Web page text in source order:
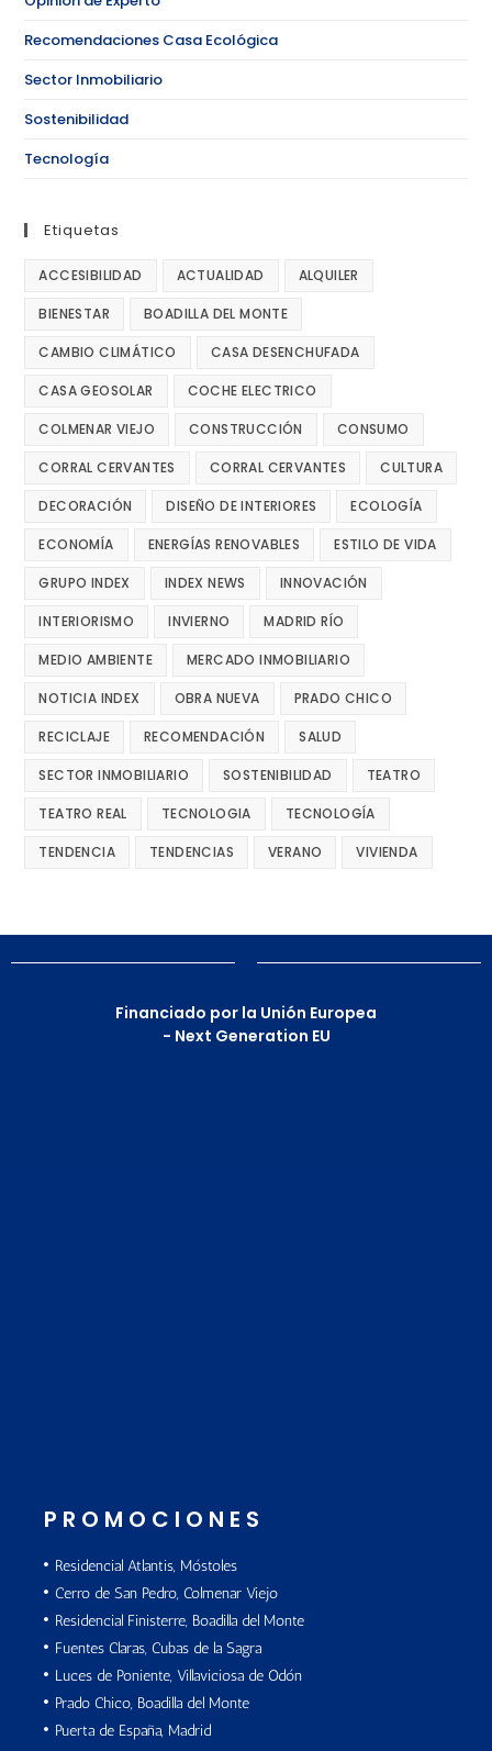
Recomendaciones Casa Ecológica
Sector Inmobiliario
Sostenibilidad
Tecnología
Etiquetas
ACCESIBILIDAD ACTUALIDAD ALQUILER
BIENESTAR BOADILLA DEL MONTE
CAMBIO CLIMÁTICO CASA DESENCHUFADA
CASA GEOSOLAR COCHE ELECTRICO
COLMENAR VIEJO CONSTRUCCIÓN CONSUMO
CORRAL CERVANTES CORRAL CERVANTES CULTURA
DECORACIÓN DISEÑO DE INTERIORES ECOLOGÍA
ECONOMÍA ENERGÍAS RENOVABLES ESTILO DE VIDA
GRUPO INDEX INDEX NEWS INNOVACIÓN
INTERIORISMO INVIERNO MADRID RÍO
MEDIO AMBIENTE MERCADO INMOBILIARIO
NOTICIA INDEX OBRA NUEVA PRADO CHICO
RECICLAJE RECOMENDACIÓN SALUD
SECTOR INMOBILIARIO SOSTENIBILIDAD TEATRO
TEATRO REAL TECNOLOGIA TECNOLOGÍA
TENDENCIA TENDENCIAS VERANO VIVIENDA
Financiado por la Unión Europea
- Next Generation EU
PROMOCIONES
Residencial Atlantis, Móstoles
Cerro de San Pedro, Colmenar Viejo
Residencial Finisterre, Boadilla del Monte
Fuentes Claras, Cubas de la Sagra
Luces de Poniente, Villaviciosa de Odón
Prado Chico, Boadilla del Monte
Puerta de España, Madrid